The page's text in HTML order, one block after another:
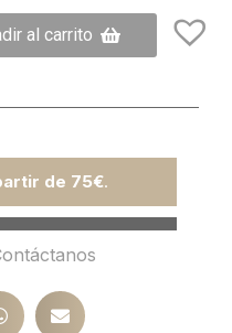
al carrito
de 75€.